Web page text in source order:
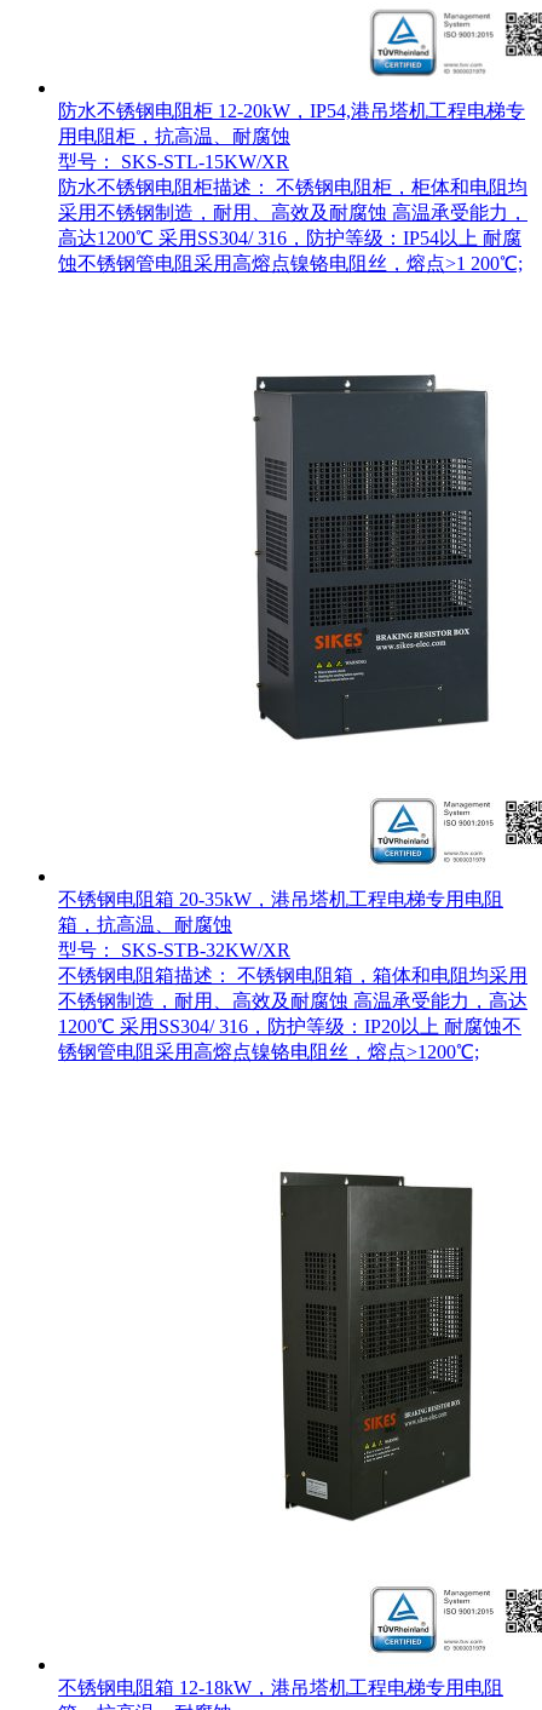
防水不锈钢电阻柜 12-20kW，IP54,港吊塔机工程电梯专
用电阻柜，抗高温、耐腐蚀
型号： SKS-STL-15KW/XR
防水不锈钢电阻柜描述： 不锈钢电阻柜，柜体和电阻均
采用不锈钢制造，耐用、高效及耐腐蚀 高温承受能力，
高达1200℃ 采用SS304/ 316，防护等级：IP54以上 耐腐
蚀不锈钢管电阻采用高熔点镍铬电阻丝，熔点>1 200℃;
不锈钢电阻箱 20-35kW，港吊塔机工程电梯专用电阻
箱，抗高温、耐腐蚀
型号： SKS-STB-32KW/XR
不锈钢电阻箱描述： 不锈钢电阻箱，箱体和电阻均采用
不锈钢制造，耐用、高效及耐腐蚀 高温承受能力，高达
1200℃ 采用SS304/ 316，防护等级：IP20以上 耐腐蚀不
锈钢管电阻采用高熔点镍铬电阻丝，熔点>1200℃;
不锈钢电阻箱 12-18kW，港吊塔机工程电梯专用电阻